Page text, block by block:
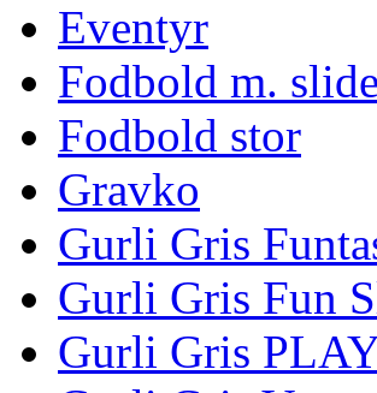
Eventyr
Fodbold m. slide
Fodbold stor
Gravko
Gurli Gris
Gurli Gris Fun
Gurli Gris